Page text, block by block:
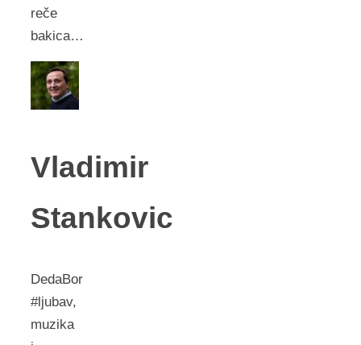
reče
bakica…
Vladimir
Stankovic
DedaBor
#ljubav,
muzika